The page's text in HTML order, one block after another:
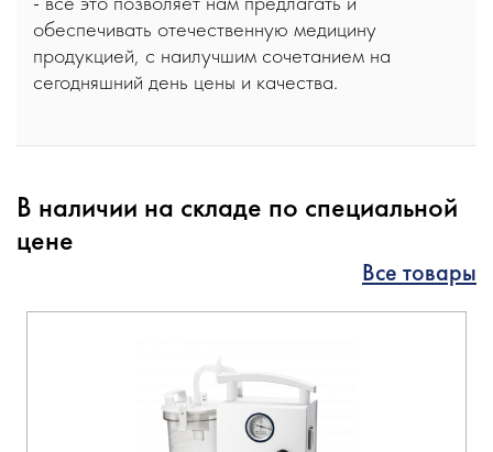
обеспечивать отечественную медицину
продукцией, с наилучшим сочетанием на
сегодняшний день цены и качества.
В наличии на складе по специальной
цене
Все товары